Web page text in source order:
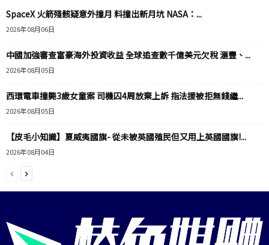
SpaceX 火箭殘骸疑意外撞月 料撞出新月坑 NASA：...
2026年08月06日
中國加強審查富豪海外投資收益 全球追查數千億美元欠稅 滙豐、...
2026年08月05日
西環電車撞斃3歲女童案 司機囚4周放棄上訴 指法援被拒無錢繼...
2026年08月05日
【皮毛小知識】夏威夷國旗- 從未被英國殖民但又用上英國國旗!...
2026年08月04日